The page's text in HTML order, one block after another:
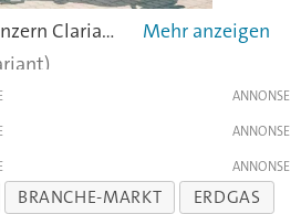
Der Spezialchemiekonzern Clariant hat mit dem bulgarischen Unternehmen Eta Bio eine Lizenzvereinbarung über die Sunliquid-Technologie zur Produktion von Ethanol aus Zellulose geschlossen. In deren Rahmen soll eine Produktionsanlage mit einer Kapazität von 50.000 t/a entstehen.Mehr zum Projekt
BRANCHE-MARKT
ERDGAS